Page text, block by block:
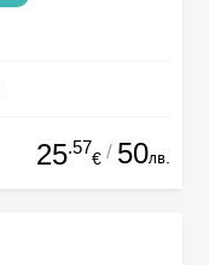
25.57
€ / 50лв.